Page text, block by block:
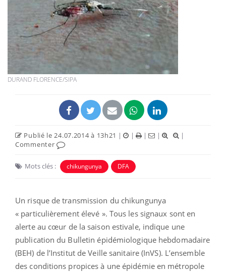
DURAND FLORENCE/SIPA
Publié le 24.07.2014 à 13h21 | | | |
|
Commenter
Mots clés : chikungunya DFA
Un risque de transmission du chikungunya
« particulièrement élevé ». Tous les signaux sont en
alerte au cœur de la saison estivale, indique une
publication du Bulletin épidémiologique hebdomadaire
(BEH) de l’Institut de Veille sanitaire (InVS). L’ensemble
des conditions propices à une épidémie en métropole